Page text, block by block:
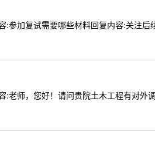
加复试需要哪些材料回复内容:关注后
师，您好！请问贵院土木工程有对外